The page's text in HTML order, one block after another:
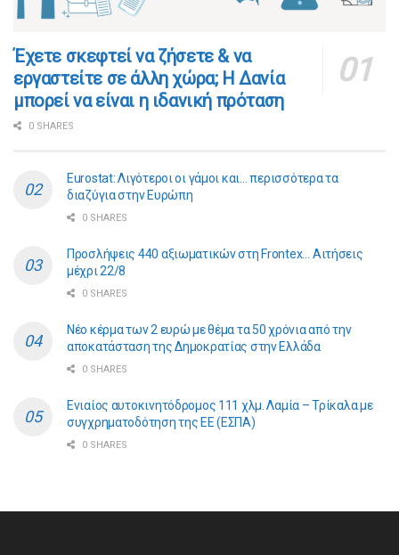
​​Έχετε σκεφτεί να ζήσετε & να
εργαστείτε σε άλλη χώρα; Η Δανία
μπορεί να είναι η ιδανική πρόταση
0 SHARES
Eurostat: Λιγότεροι οι γάμοι και… περισσότερα τα
διαζύγια στην Ευρώπη
0 SHARES
Προσλήψεις 440 αξιωματικών στη Frontex… Αιτήσεις
μέχρι 22/8
0 SHARES
Νέο κέρμα των 2 ευρώ με θέμα τα 50 χρόνια από την
αποκατάσταση της Δημοκρατίας στην Ελλάδα
0 SHARES
Ενιαίος αυτοκινητόδρομος 111 χλμ. Λαμία – Τρίκαλα με
συγχρηματοδότηση της ΕE (ΕΣΠΑ)
0 SHARES